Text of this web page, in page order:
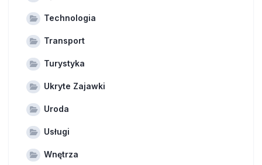
Technologia
Transport
Turystyka
Ukryte Zajawki
Uroda
Usługi
Wnętrza